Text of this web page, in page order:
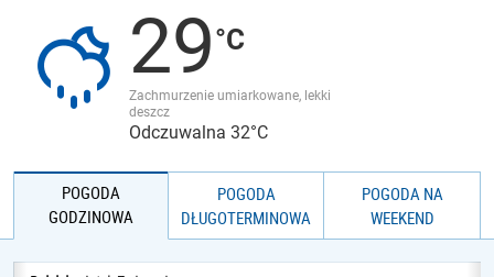
JAKOŚĆ POWIETRZA29
Zachmurzenie umiarkowane, lekki
deszcz
Odczuwalna 32°C
POGODA
GODZINOWA
POGODA
DŁUGOTERMINOWA
POGODA NA
WEEKEND